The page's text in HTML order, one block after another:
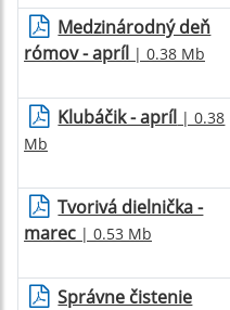
Medzinárodný deň
rómov - apríl | 0.38 Mb
Klubáčik - apríl | 0.38
Mb
Tvorivá dielnička -
marec | 0.53 Mb
Správne čistenie